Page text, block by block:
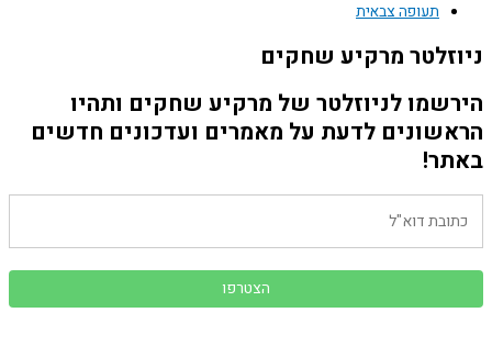
תעופה צבאית
ניוזלטר מרקיע שחקים
הירשמו לניוזלטר של מרקיע שחקים ותהיו
הראשונים לדעת על מאמרים ועדכונים חדשים
באתר!